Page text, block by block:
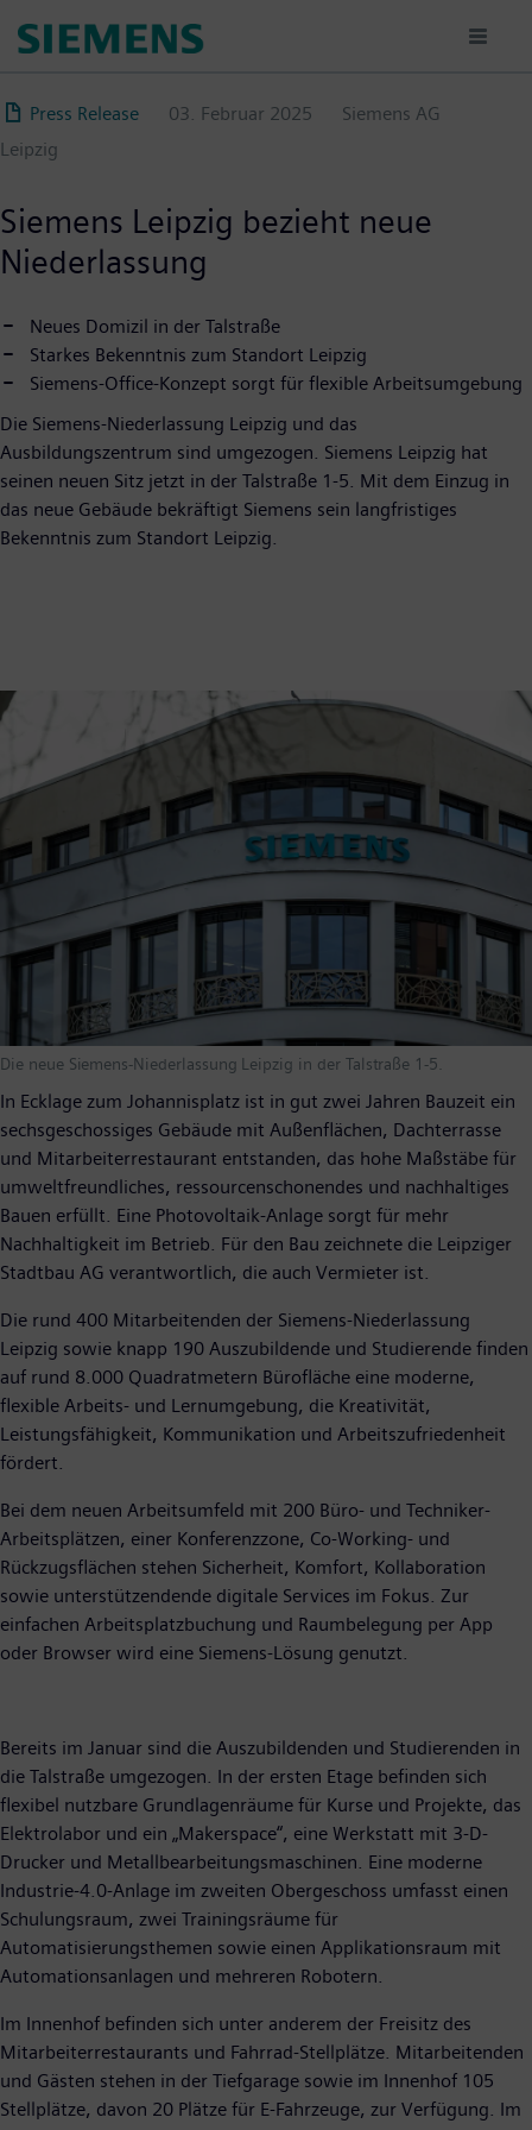
zum
Press Release
03. Februar 2025
Siemens AG
Leipzig
Siemens Leipzig bezieht neue
Niederlassung
Neues Domizil in der Talstraße
Starkes Bekenntnis zum Standort Leipzig
Siemens-Office-Konzept sorgt für flexible Arbeitsumgebung
Die Siemens-Niederlassung Leipzig und das
Ausbildungszentrum sind umgezogen. Siemens Leipzig hat
seinen neuen Sitz jetzt in der Talstraße 1-5. Mit dem Einzug in
das neue Gebäude bekräftigt Siemens sein langfristiges
Bekenntnis zum Standort Leipzig.
Die neue Siemens-Niederlassung Leipzig in der Talstraße 1-5.
In Ecklage zum Johannisplatz ist in gut zwei Jahren Bauzeit ein
sechsgeschossiges Gebäude mit Außenflächen, Dachterrasse
und Mitarbeiterrestaurant entstanden, das hohe Maßstäbe für
umweltfreundliches, ressourcenschonendes und nachhaltiges
Bauen erfüllt. Eine Photovoltaik-Anlage sorgt für mehr
Nachhaltigkeit im Betrieb. Für den Bau zeichnete die Leipziger
Stadtbau AG verantwortlich, die auch Vermieter ist.
Die rund 400 Mitarbeitenden der Siemens-Niederlassung
Leipzig sowie knapp 190 Auszubildende und Studierende finden
auf rund 8.000 Quadratmetern Bürofläche eine moderne,
flexible Arbeits- und Lernumgebung, die Kreativität,
Leistungsfähigkeit, Kommunikation und Arbeitszufriedenheit
fördert.
Bei dem neuen Arbeitsumfeld mit 200 Büro- und Techniker-
Arbeitsplätzen, einer Konferenzzone, Co-Working- und
Rückzugsflächen stehen Sicherheit, Komfort, Kollaboration
sowie unterstützendende digitale Services im Fokus. Zur
einfachen Arbeitsplatzbuchung und Raumbelegung per App
oder Browser wird eine Siemens-Lösung genutzt.
Bereits im Januar sind die Auszubildenden und Studierenden in
die Talstraße umgezogen. In der ersten Etage befinden sich
flexibel nutzbare Grundlagenräume für Kurse und Projekte, das
Elektrolabor und ein „Makerspace“, eine Werkstatt mit 3-D-
Drucker und Metallbearbeitungsmaschinen. Eine moderne
Industrie-4.0-Anlage im zweiten Obergeschoss umfasst einen
Schulungsraum, zwei Trainingsräume für
Automatisierungsthemen sowie einen Applikationsraum mit
Automationsanlagen und mehreren Robotern.
Im Innenhof befinden sich unter anderem der Freisitz des
Mitarbeiterrestaurants und Fahrrad-Stellplätze. Mitarbeitenden
und Gästen stehen in der Tiefgarage sowie im Innenhof 105
Stellplätze, davon 20 Plätze für E-Fahrzeuge, zur Verfügung. Im